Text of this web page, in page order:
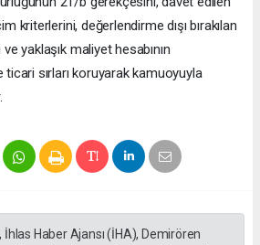
kriterlerini, değerlendirme dışı bırakılan
yaklaşık maliyet hesabının
ticari sırları koruyarak kamuoyuyla
Haber Ajansı (İHA), Demirören